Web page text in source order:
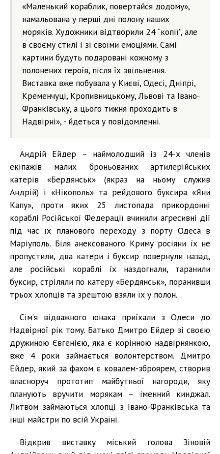
«Маленький кораблик, повертайся додому»,
намальована у перші дні полону наших
моряків. Художники відтворили 24 “копії”, але
в своєму стилі і зі своїми емоціями. Самі
картини будуть подаровані кожному з
полонених героїв, після їх звільнення.
Виставка вже побувала у Києві, Одесі, Дніпрі,
Кременчуці, Кропивницькому, Львові та Івано-
Франківську, а цього тижня проходить в
Надвірні», - йдеться у повідомленні.
Андрій Ейдер – наймолодший із 24-х членів
екіпажів малих броньованих артилерійських
катерів «Бердянськ» (якраз на ньому служив
Андрій) і «Нікополь» та рейдового буксира «Яни
Капу», проти яких 25 листопада прикордонні
кораблі Російської Федерації вчинили агресивні дії
під час їх планового переходу з порту Одеса в
Маріуполь. Біля анексованого Криму росіяни їх не
пропустили, два катери і буксир повернули назад,
але російські кораблі їх наздогнали, таранили
буксир, стріляли по катеру «Бердянськ», поранивши
трьох хлопців та зрештою взяли їх у полон.
Сім’я відважного юнака приїхали з Одеси до
Надвірної рік тому. Батько Дмитро Ейдер зі своєю
дружиною Євгенією, яка є корінною надвірнянкою,
вже 4 роки займається волонтерством. Дмитро
Ейдер, який за фахом є ковалем-зброярем, створив
власноруч прототип майбутньої нагороди, яку
планують вручити морякам – іменний кинджал.
Литвом займаються хлопці з Івано-Франківська та
інші майстри по всій Україні.
Відкрив виставку міський голова Зіновій